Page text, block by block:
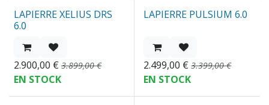
Nuevo
LAPIERRE XELIUS DRS
6.0
2.900,00 € 3.899,00€
EN STOCK
REBAJAS
LAPIERRE PULSIUM 6.0
2.499,00 € 3.399,00€
EN STOCK